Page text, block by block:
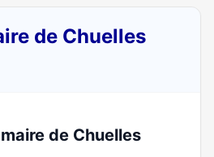
de Chuelles
de Chuelles